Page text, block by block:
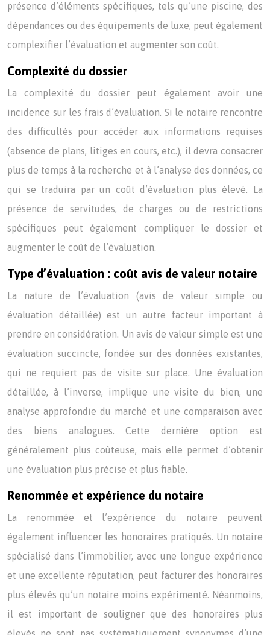
présence d’éléments spécifiques, tels qu’une piscine, des
dépendances ou des équipements de luxe, peut également
complexifier l’évaluation et augmenter son coût.
Complexité du dossier
La complexité du dossier peut également avoir une
incidence sur les frais d’évaluation. Si le notaire rencontre
des difficultés pour accéder aux informations requises
(absence de plans, litiges en cours, etc.), il devra consacrer
plus de temps à la recherche et à l’analyse des données, ce
qui se traduira par un coût d’évaluation plus élevé. La
présence de servitudes, de charges ou de restrictions
spécifiques peut également compliquer le dossier et
augmenter le coût de l’évaluation.
Type d’évaluation : coût avis de valeur notaire
La nature de l’évaluation (avis de valeur simple ou
évaluation détaillée) est un autre facteur important à
prendre en considération. Un avis de valeur simple est une
évaluation succincte, fondée sur des données existantes,
qui ne requiert pas de visite sur place. Une évaluation
détaillée, à l’inverse, implique une visite du bien, une
analyse approfondie du marché et une comparaison avec
des biens analogues. Cette dernière option est
généralement plus coûteuse, mais elle permet d’obtenir
une évaluation plus précise et plus fiable.
Renommée et expérience du notaire
La renommée et l’expérience du notaire peuvent
également influencer les honoraires pratiqués. Un notaire
spécialisé dans l’immobilier, avec une longue expérience
et une excellente réputation, peut facturer des honoraires
plus élevés qu’un notaire moins expérimenté. Néanmoins,
il est important de souligner que des honoraires plus